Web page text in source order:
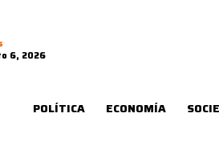
6, 2026
POLÍTICA ECONOMÍA